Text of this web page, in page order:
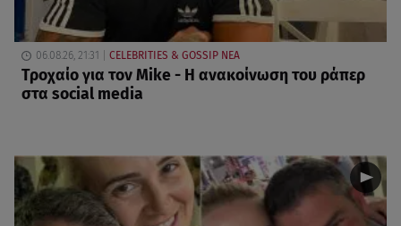
06.08.26, 21:31 CELEBRITIES & GOSSIP ΝΕΑ
Τροχαίο για τον Mike - Η ανακοίνωση του ράπερ
στα social media